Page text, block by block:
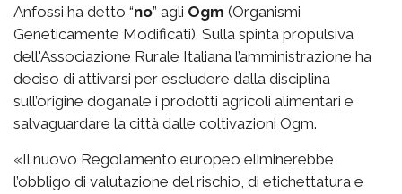
Anfossi ha detto “no” agli Ogm (Organismi
Geneticamente Modificati). Sulla spinta propulsiva
dell'Associazione Rurale Italiana l’amministrazione ha
deciso di attivarsi per escludere dalla disciplina
sull’origine doganale i prodotti agricoli alimentari e
salvaguardare la città dalle coltivazioni Ogm.
«Il nuovo Regolamento europeo eliminerebbe
l’obbligo di valutazione del rischio, di etichettatura e